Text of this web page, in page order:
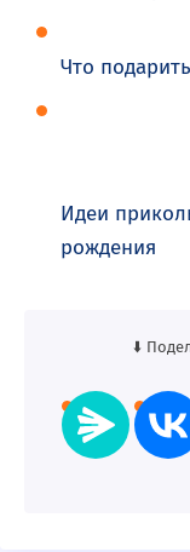
Что
Идеи
рождения
⬇️